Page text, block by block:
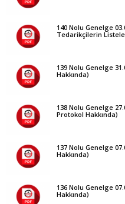
140 Nolu Genelge
Tedarikçilerin
139 Nolu Genelge
Hakkında)
138 Nolu Genelge
Protokol Hakkında)
137 Nolu Genelge
Hakkında)
136 Nolu Genelge
Hakkında)